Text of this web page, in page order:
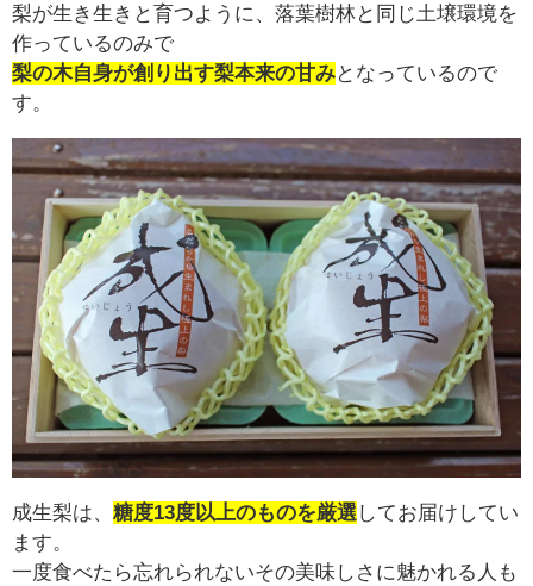
梨が生き生きと育つように、落葉樹林と同じ土壌環境を
作っているのみで
梨の木自身が創り出す梨本来の甘みとなっているので
す。
成生梨は、 糖度13度以上のものを厳選してお届けしてい
ます。
一度食べたら忘れられないその美味しさに魅かれる人も